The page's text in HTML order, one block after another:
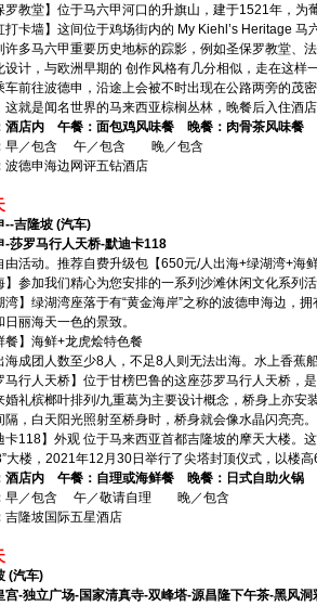
罗教堂】位于马六甲河口的升旗山，建于1521年，
打卡墙】这间位于鸡场街内的 My Kiehl’s Heritage
许多马六甲重要历史地标的踪影，例如圣保罗教堂、
设计，与欧洲早期的 创作风格有几分相似，走在这样
车前往波德申，沿途上会被不时出现在公路两旁的茂
这就是闻名世界的马来西亚棕榈丛林，晚餐后入住酒店
酒店内 午餐：面包鸡风味餐 晚餐：肉骨茶风味餐
早／包含 午／包含 晚／包含
波德申海边网评五钻酒店
--吉隆坡 (汽车)
-莎罗马行人天桥-默迪卡118
由活动。推荐自费升级包【650元/人出海+绿湖湾+海鲜
】参加我们精心为您安排的一系列沙滩休闲文化系列
湾】绿湖湾座落于有“黄金海岸”之称的波德申海边
日丽海天一色的景致。
餐】海鲜+龙虎烩特色餐
海成团人数至少8人，不足8人则无法出海。水上香蕉
马行人天桥】位于甘榜巴鲁的这座莎罗马行人天桥
婚礼槟榔叶排列/九重葛为主要设计概念，桥身上亦
隔，白天阳光照射至桥身时，桥身就会像水晶闪亮亮。
卡118】外观 位于马来西亚首都吉隆坡的摩天大楼
大楼，2021年12月30日举行了尖塔封顶仪式，以楼
酒店内 午餐：自理或海鲜餐 晚餐：日式自助火锅
早／包含 午／敬请自理 晚／包含
吉隆坡国际五星酒店
(汽车)
宫-独立广场-国家清真寺-双峰塔-源昌隆下午茶-黑风洞